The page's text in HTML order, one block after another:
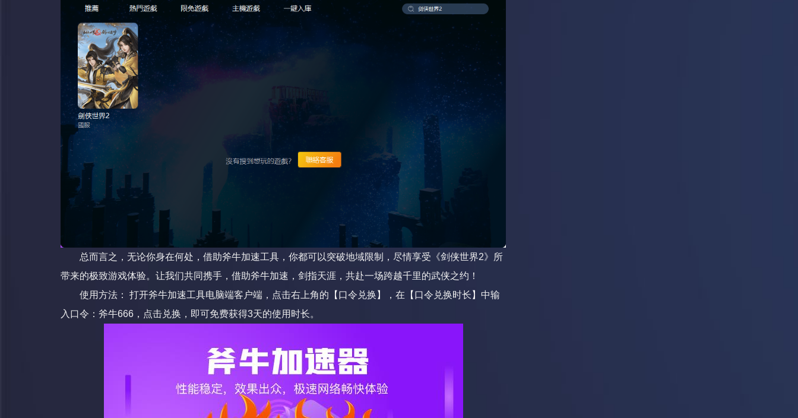
总而言之，无论你身在何处，借助斧牛加速工具，你都可以突破地域限制，尽情享受《剑侠世界2》所
带来的极致游戏体验。让我们共同携手，借助斧牛加速，剑指天涯，共赴一场跨越千里的武侠之约！
使用方法： 打开斧牛加速工具电脑端客户端，点击右上角的【口令兑换】，在【口令兑换时长】中输
入口令：斧牛666，点击兑换，即可免费获得3天的使用时长。